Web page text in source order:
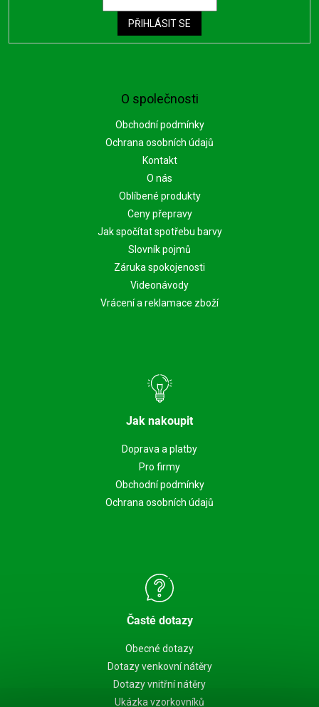
O společnosti
Obchodní podmínky
Ochrana osobních údajů
Kontakt
O nás
Oblíbené produkty
Ceny přepravy
Jak spočítat spotřebu barvy
Slovník pojmů
Záruka spokojenosti
Videonávody
Vrácení a reklamace zboží
Jak nakoupit
Doprava a platby
Pro firmy
Obchodní podmínky
Ochrana osobních údajů
Časté dotazy
Obecné dotazy
Dotazy venkovní nátěry
Dotazy vnitřní nátěry
Ukázka vzorkovníků
PŘIHLÁSIT SE